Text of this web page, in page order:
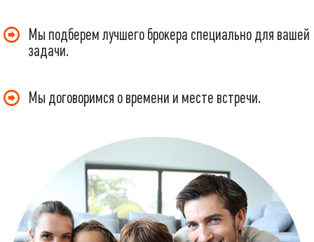
Мы подберем лучшего брокера специально для вашей
задачи.
Мы договоримся о времени и месте встречи.